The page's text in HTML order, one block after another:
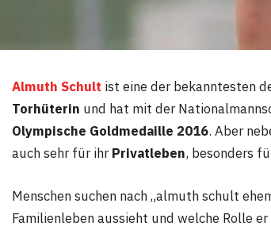
Almuth Schult ist eine der bekanntesten
Torhüterin und hat mit der
Olympische Goldmedaille 2016. Aber
auch sehr für ihrPrivatleben, besonders
Menschen suchen nach „almuth schult
Familienleben aussieht und welche Rolle